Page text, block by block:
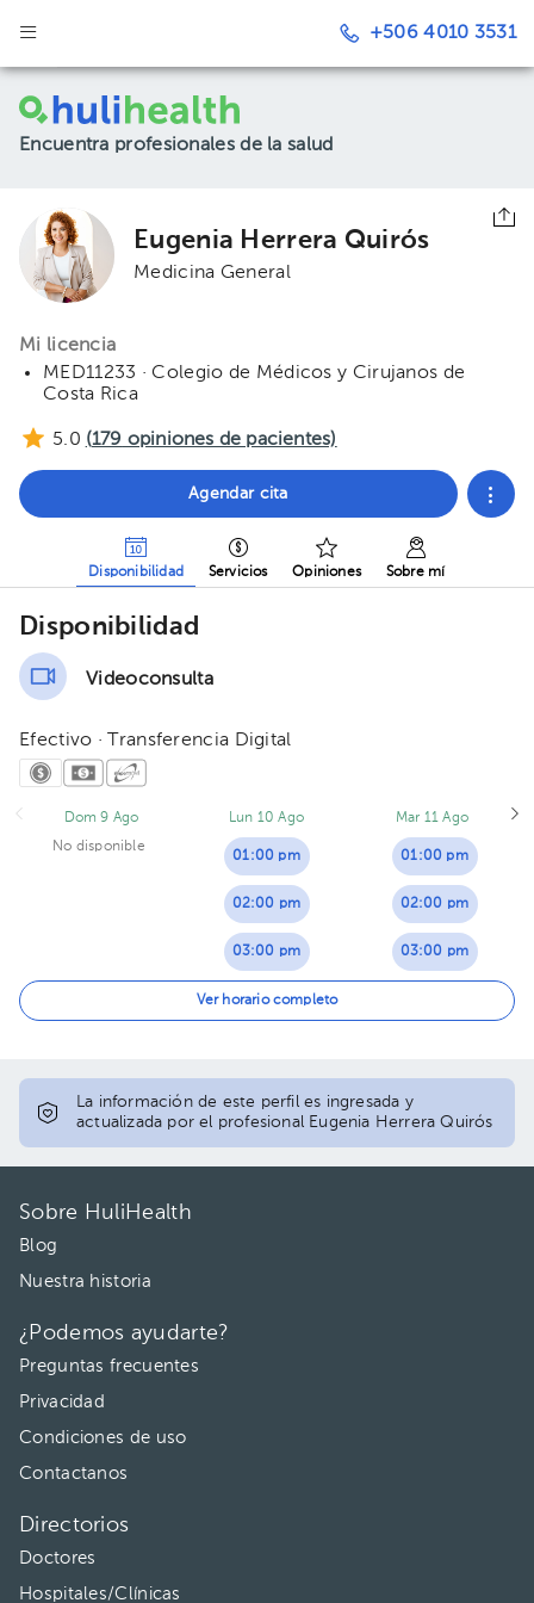
+506 4010 3531
Encuentra profesionales de la salud
Eugenia Herrera Quirós
Medicina General
Mi licencia
MED11233 · Colegio de Médicos y Cirujanos de
Costa Rica
5.0 (179 opiniones de pacientes)
Agendar cita
Disponibilidad Servicios Opiniones Sobre mí
Disponibilidad
Videoconsulta
Efectivo · Transferencia Digital
Dom 9 Ago
No disponible
Lun 10 Ago
01:00 pm
02:00 pm
03:00 pm
04:00 pm
06:00 pm
Mar 11 Ago
01:00 pm
02:00 pm
03:00 pm
Ver horario completo
La información de este perfil es ingresada y
actualizada por el profesional Eugenia Herrera Quirós
Sobre HuliHealth
Blog
Nuestra historia
¿Podemos ayudarte?
Preguntas frecuentes
Privacidad
Condiciones de uso
Contactanos
Directorios
Doctores
Hospitales/Clínicas